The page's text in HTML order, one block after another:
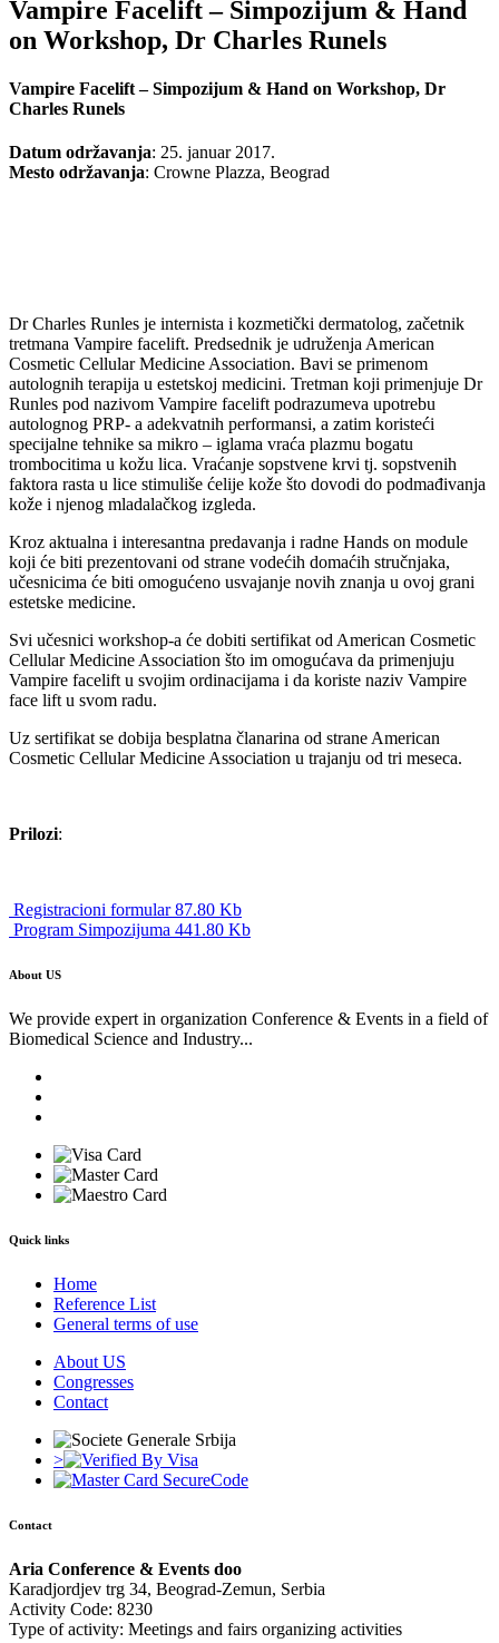
Vampire Facelift – Simpozijum & Hand
on Workshop, Dr Charles Runels
Vampire Facelift – Simpozijum & Hand on Workshop, Dr
Charles Runels
Datum održavanja: 25. januar 2017.
Mesto održavanja: Crowne Plazza, Beograd
Dr Charles Runles je internista i kozmetički dermatolog, začetnik
tretmana Vampire facelift. Predsednik je udruženja American
Cosmetic Cellular Medicine Association. Bavi se primenom
autolognih terapija u estetskoj medicini. Tretman koji primenjuje Dr
Runles pod nazivom Vampire facelift podrazumeva upotrebu
autolognog PRP- a adekvatnih performansi, a zatim koristeći
specijalne tehnike sa mikro – iglama vraća plazmu bogatu
trombocitima u kožu lica. Vraćanje sopstvene krvi tj. sopstvenih
faktora rasta u lice stimuliše ćelije kože što dovodi do podmađivanja
kože i njenog mladalačkog izgleda.
Kroz aktualna i interesantna predavanja i radne Hands on module
koji će biti prezentovani od strane vodećih domaćih stručnjaka,
učesnicima će biti omogućeno usvajanje novih znanja u ovoj grani
estetske medicine.
Svi učesnici workshop-a će dobiti sertifikat od American Cosmetic
Cellular Medicine Association što im omogućava da primenjuju
Vampire facelift u svojim ordinacijama i da koriste naziv Vampire
face lift u svom radu.
Uz sertifikat se dobija besplatna članarina od strane American
Cosmetic Cellular Medicine Association u trajanju od tri meseca.
Prilozi:
Registracioni formular 87.80 Kb
Program Simpozijuma 441.80 Kb
About US
We provide expert in organization Conference & Events in a field of
Biomedical Science and Industry...
Quick links
Home
Reference List
General terms of use
About US
Congresses
Contact
>
Contact
Aria Conference & Events doo
Karadjordjev trg 34, Beograd-Zemun, Serbia
Activity Code: 8230
Type of activity: Meetings and fairs organizing activities